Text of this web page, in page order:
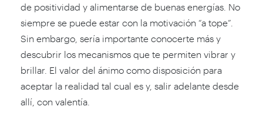
de positividad y alimentarse de buenas energías. No
siempre se puede estar con la motivación “a tope”.
Sin embargo, sería importante conocerte más y
descubrir los mecanismos que te permiten vibrar y
brillar. El valor del ánimo como disposición para
aceptar la realidad tal cual es y, salir adelante desde
allí, con valentía.